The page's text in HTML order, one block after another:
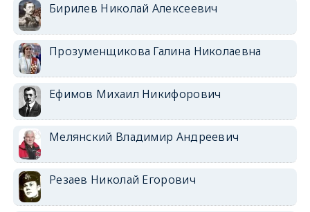
Бирилев Николай Алексеевич
Прозуменщикова Галина Николаевна
Ефимов Михаил Никифорович
Мелянский Владимир Андреевич
Резаев Николай Егорович